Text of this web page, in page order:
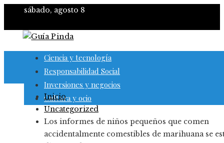
sábado, agosto 8
Ciencia y tecnología
Responsabilidad Social
Inversiones y negocios
Cultura y ocio
Inicio
Uncategorized
Los informes de niños pequeños que comen
accidentalmente comestibles de marihuana se